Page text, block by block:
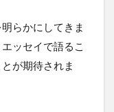
らかにしてきま
ッセイで語るこ
が期待されま